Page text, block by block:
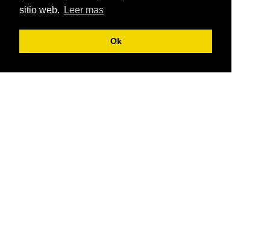
sitio web.
Leer mas
Ok